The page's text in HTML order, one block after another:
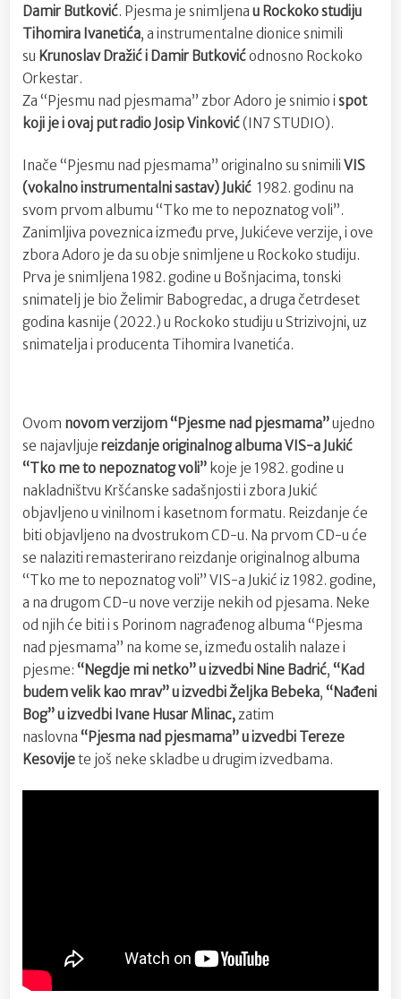
Damir Butković. Pjesma je snimljena u Rockoko studiju
Tihomira Ivanetića, a instrumentalne dionice snimili
su Krunoslav Dražić i Damir Butkovićodnosno Rockoko
Orkestar.
Za “Pjesmu nad pjesmama” zbor Adoro je snimio i spot
koji je i ovaj put radio Josip Vinković(IN7 STUDIO).
Inače “Pjesmu nad pjesmama” originalno su snimili VIS
(vokalno instrumentalni sastav) Jukić 1982. godinu na
svom prvom albumu “Tko me to nepoznatog voli”.
Zanimljiva poveznica između prve, Jukićeve verzije, i ove
zbora Adoro je da su obje snimljene u Rockoko studiju.
Prva je snimljena 1982. godine u Bošnjacima, tonski
snimatelj je bio Želimir Babogredac, a druga četrdeset
godina kasnije (2022.) u Rockoko studiju u Strizivojni, uz
snimatelja i producenta Tihomira Ivanetića.
Ovom novom verzijom “Pjesme nad pjesmama”ujedno
se najavljuje reizdanje originalnog albuma VIS-a Jukić
“Tko me to nepoznatog voli” koje je 1982. godine u
nakladništvu Kršćanske sadašnjosti i zbora Jukić
objavljeno u vinilnom i kasetnom formatu. Reizdanje će
biti objavljeno na dvostrukom CD-u. Na prvom CD-u će
se nalaziti remasterirano reizdanje originalnog albuma
“Tko me to nepoznatog voli” VIS-a Jukić iz 1982. godine,
a na drugom CD-u nove verzije nekih od pjesama. Neke
od njih će biti i s Porinom nagrađenog albuma “Pjesma
nad pjesmama” na kome se, između ostalih nalaze i
pjesme: “Negdje mi netko” u izvedbi Nine Badrić, “Kad
budem velik kao mrav” u izvedbi Željka Bebeka, “Nađeni
Bog” u izvedbi Ivane Husar Mlinac, zatim
naslovna “Pjesma nad pjesmama” u izvedbi Tereze
Kesovijete još neke skladbe u drugim izvedbama.